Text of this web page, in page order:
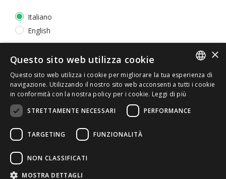
Italiano
English
© 2026 ERGA srl - P.IVA 11173870152 | HALIDON srl -
ITALIAN
×
Questo sito web utilizza cookie
Questo sito web utilizza i cookie per migliorare la tua esperienza di
navigazione. Utilizzando il nostro sito web acconsenti a tutti i cookie
in conformità con la nostra policy per i cookie. Leggi di più
STRETTAMENTE NECESSARI
PERFORMANCE
TARGETING FUNZIONALITÀ
NON CLASSIFICATI
MOSTRA DETTAGLI